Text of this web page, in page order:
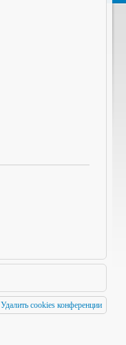
Удалить cookies конференции